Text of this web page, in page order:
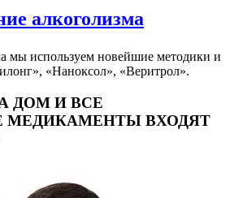
алкоголизма
мы используем новейшие методики и
«Наноксол», «Веритрол».
ДОМ И ВСЕ
МЕДИКАМЕНТЫ ВХОДЯТ